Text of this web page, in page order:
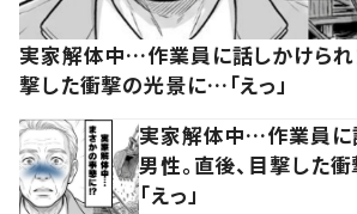
実家解体中…作業員に話しかけられ
撃した衝撃の光景に…「えっ」
実家解体中…作業員に
男性。直後、目撃した
「えっ」